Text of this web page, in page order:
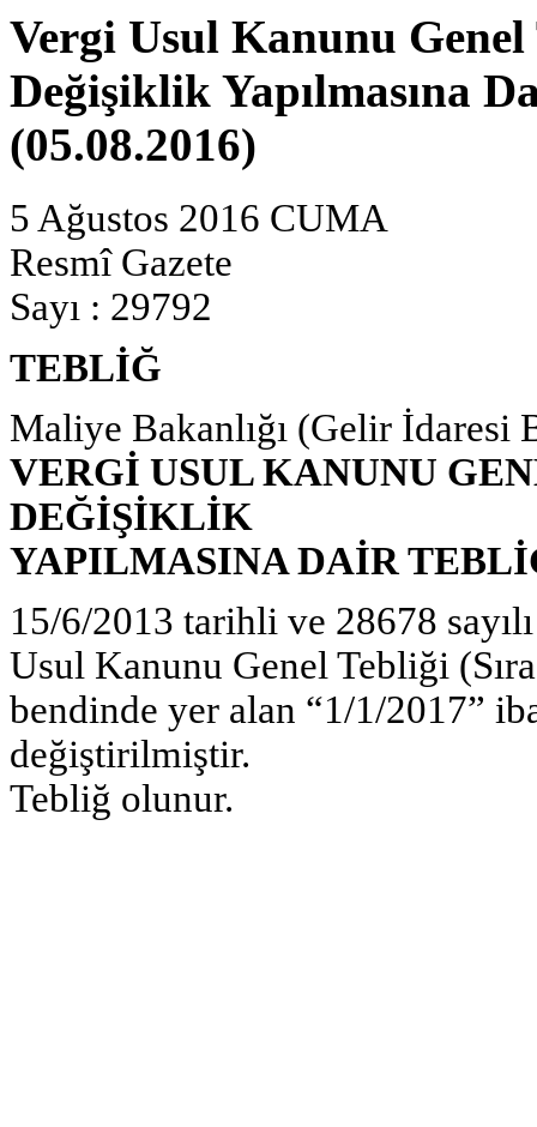
Vergi Usul Kanunu Genel
Değişiklik Yapılmasına
(05.08.2016)
5 Ağustos 2016 CUMA
Resmî Gazete
Sayı : 29792
TEBLİĞ
Maliye Bakanlığı (Gelir İdaresi
VERGİ USUL KANUNU
DEĞİŞİKLİK
YAPILMASINA DAİR
15/6/2013 tarihli ve 28678
Usul Kanunu Genel Tebliği
bendinde yer alan “1/1/2017”
değiştirilmiştir.
Tebliğ olunur.